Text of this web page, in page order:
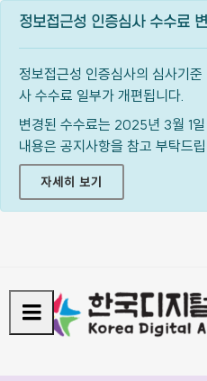
정보접근성 인증심사 수수료
정보접근성 인증심사의 심사기
사 수수료 일부가 개편됩니다.
변경된 수수료는 2025년 3월 1
내용은 공지사항을 참고 부탁드
자세히 보기